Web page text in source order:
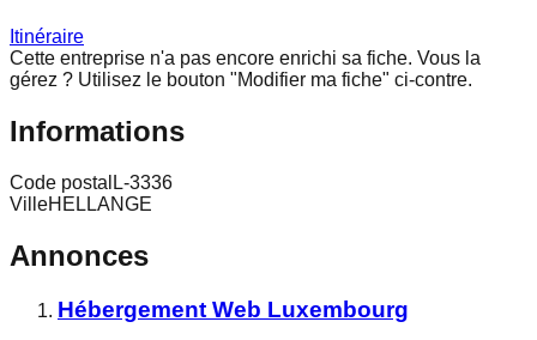
Itinéraire
Cette entreprise n'a pas encore enrichi sa fiche. Vous la
gérez ? Utilisez le bouton "Modifier ma fiche" ci-contre.
Informations
Code postal L-3336
VilleHELLANGE
Annonces
Hébergement Web Luxembourg